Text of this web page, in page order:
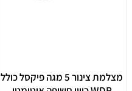
מצלמת צינור 5 מגה פיקסל כולל